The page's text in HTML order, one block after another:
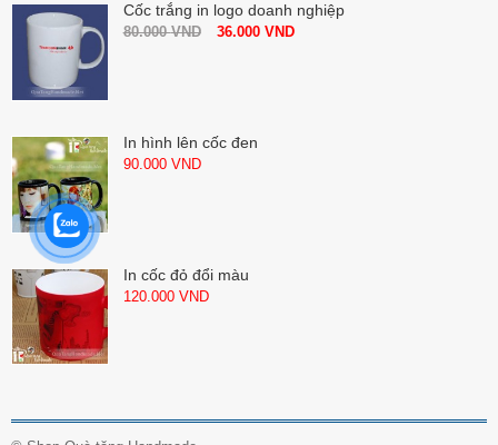
Cốc trắng in logo doanh nghiệp
80.000VND 36.000 VND
In hình lên cốc đen
90.000 VND
In cốc đỏ đổi màu
120.000 VND